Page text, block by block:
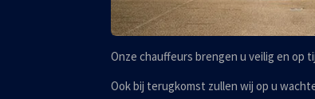
Onze chauffeurs brengen u veilig en op
Ook bij terugkomst zullen wij op u